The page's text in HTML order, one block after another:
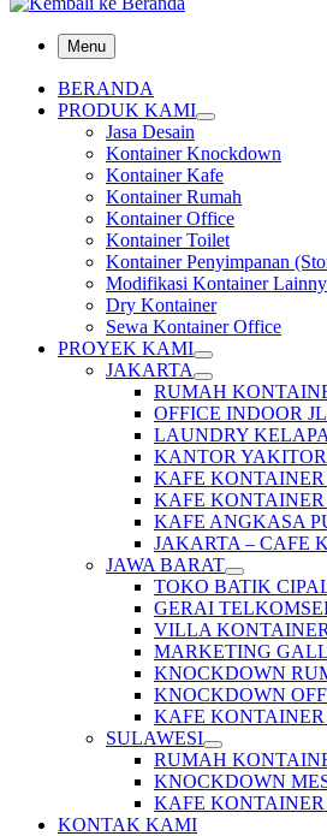
Menu
BERANDA
PRODUK KAMI
Jasa Desain
Kontainer Knockdown
Kontainer Kafe
Kontainer Rumah
Kontainer Office
Kontainer Toilet
Kontainer Penyimpanan
Modifikasi Kontainer
Dry Kontainer
Sewa Kontainer Office
PROYEK KAMI
JAKARTA
RUMAH
OFFICE INDOOR
LAUNDRY
KANTOR
KAFE
KAFE
KAFE ANGKASA
JAKARTA – CAFE
JAWA BARAT
TOKO BATIK
GERAI
VILLA
MARKETING
KNOCKDOWN
KNOCKDOWN
KAFE
SULAWESI
RUMAH
KNOCKDOWN
KAFE
KONTAK KAMI